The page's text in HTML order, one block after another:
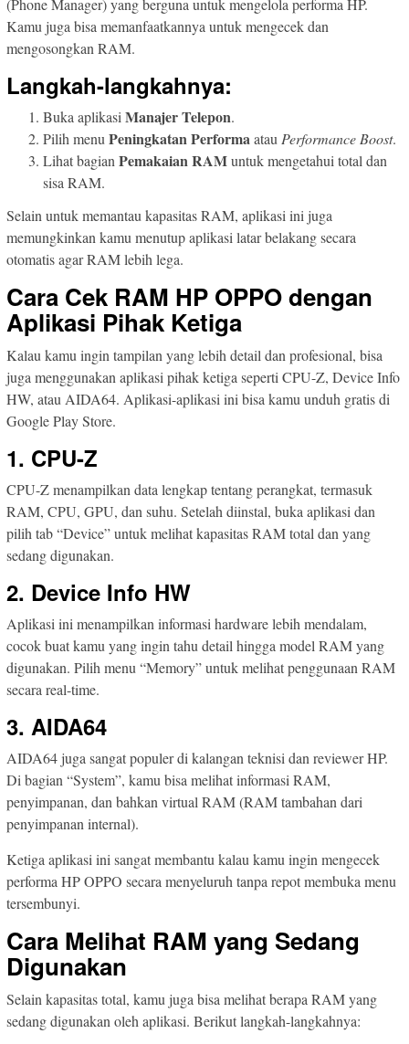
(Phone Manager) yang berguna untuk mengelola performa HP.
Kamu juga bisa memanfaatkannya untuk mengecek dan
mengosongkan RAM.
Langkah-langkahnya:
Buka aplikasi Manajer Telepon.
Pilih menu Peningkatan Performaatau Performance Boost.
Lihat bagian Pemakaian RAMuntuk mengetahui total dan
sisa RAM.
Selain untuk memantau kapasitas RAM, aplikasi ini juga
memungkinkan kamu menutup aplikasi latar belakang secara
otomatis agar RAM lebih lega.
Cara Cek RAM HP OPPO dengan
Aplikasi Pihak Ketiga
Kalau kamu ingin tampilan yang lebih detail dan profesional, bisa
juga menggunakan aplikasi pihak ketiga seperti CPU-Z, Device Info
HW, atau AIDA64. Aplikasi-aplikasi ini bisa kamu unduh gratis di
Google Play Store.
1. CPU-Z
CPU-Z menampilkan data lengkap tentang perangkat, termasuk
RAM, CPU, GPU, dan suhu. Setelah diinstal, buka aplikasi dan
pilih tab “Device” untuk melihat kapasitas RAM total dan yang
sedang digunakan.
2. Device Info HW
Aplikasi ini menampilkan informasi hardware lebih mendalam,
cocok buat kamu yang ingin tahu detail hingga model RAM yang
digunakan. Pilih menu “Memory” untuk melihat penggunaan RAM
secara real-time.
3. AIDA64
AIDA64 juga sangat populer di kalangan teknisi dan reviewer HP.
Di bagian “System”, kamu bisa melihat informasi RAM,
penyimpanan, dan bahkan virtual RAM (RAM tambahan dari
penyimpanan internal).
Ketiga aplikasi ini sangat membantu kalau kamu ingin mengecek
performa HP OPPO secara menyeluruh tanpa repot membuka menu
tersembunyi.
Cara Melihat RAM yang Sedang
Digunakan
Selain kapasitas total, kamu juga bisa melihat berapa RAM yang
sedang digunakan oleh aplikasi. Berikut langkah-langkahnya: